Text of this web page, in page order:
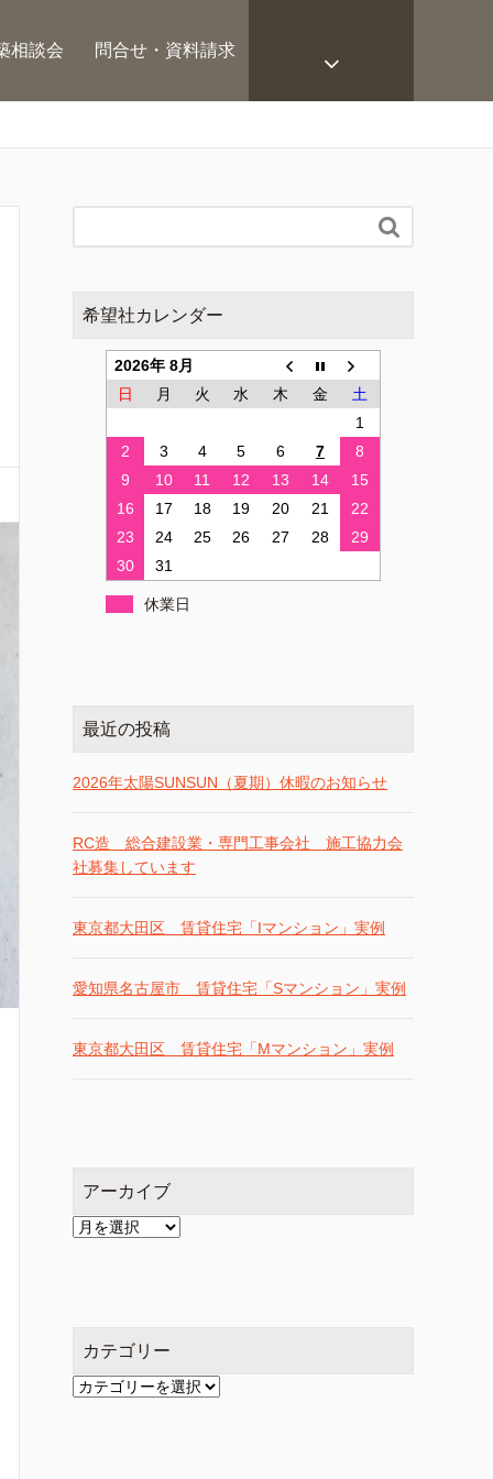
相談会 問合せ・資料請求

希望社カレンダー
2026年 8月
日
月 火 水 木 金
土
1
2
3 4 5 6 7
8
9
10 11 12 13 14
15
16
17 18 19 20 21
22
23
24 25 26 27 28
29
30
31
休業日
最近の投稿
2026年太陽SUNSUN（夏期）休暇のお知らせ
RC造 総合建設業・専門工事会社 施工協力会
社募集しています
東京都大田区 賃貸住宅「Iマンション」実例
愛知県名古屋市 賃貸住宅「Sマンション」実例
東京都大田区 賃貸住宅「Mマンション」実例
アーカイブ
ア
カテゴリー
カ